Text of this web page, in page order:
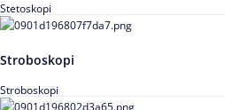
Stetoskopi
Stroboskopi
Stroboskopi